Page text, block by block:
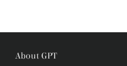
About GPT